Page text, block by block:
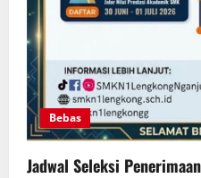
Bebas
Jadwal Seleksi